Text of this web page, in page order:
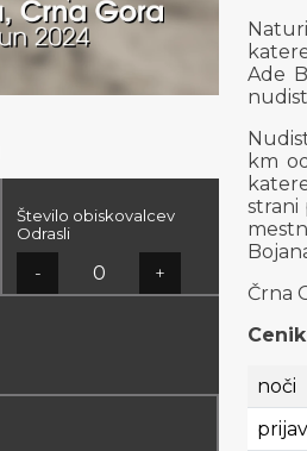
Število obiskovalcev
Odrasli
- +
Ade
km
strani
Črna
noči